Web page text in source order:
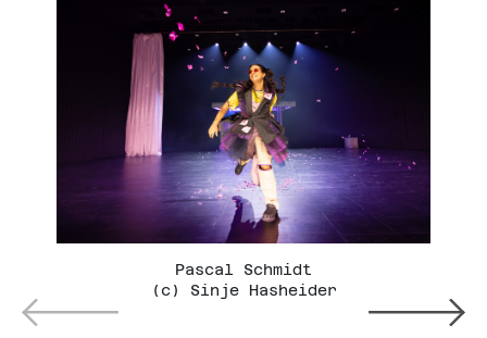
Pascal Schmidt
(c) Sinje Hasheider